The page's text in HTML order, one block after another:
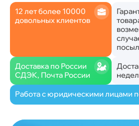
12 лет более 10000
довольных клиентов
Доставка по России
СДЭК, Почта России
Работа с юридическими лицами